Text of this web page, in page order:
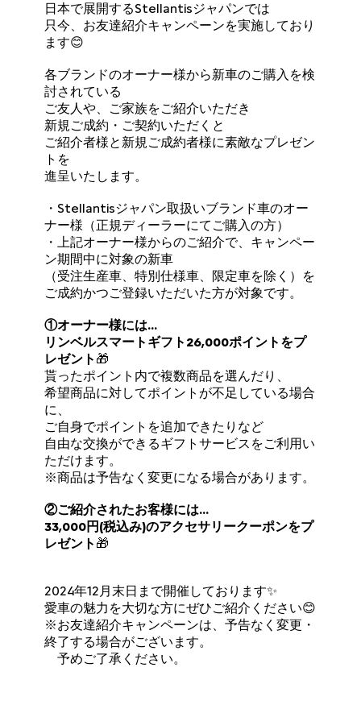
日本で展開するStellantisジャパンでは
只今、お友達紹介キャンペーンを実施しており
ます😊
各ブランドのオーナー様から新車のご購入を検
討されている
ご友人や、ご家族をご紹介いただき
新規ご成約・ご契約いただくと
ご紹介者様と新規ご成約者様に素敵なプレゼン
トを
進呈いたします。
・Stellantisジャパン取扱いブランド車のオー
ナー様（正規ディーラーにてご購入の方）
・上記オーナー様からのご紹介で、キャンペー
ン期間中に対象の新⾞
（受注生産車、特別仕様車、限定車を除く）を
ご成約かつご登録いただいた⽅が対象です。
①オーナー様には…
リンベルスマートギフト26,000ポイントをプ
レゼント 🎁
貰ったポイント内で複数商品を選んだり、
希望商品に対してポイントが不足している場合
に、
ご自身でポイントを追加できたりなど
自由な交換ができるギフトサービスをご利用い
ただけます。
※商品は予告なく変更になる場合があります。
②ご紹介されたお客様には…
33,000円(税込み)のアクセサリークーポンをプ
レゼント 🎁
2024年12月末日まで開催しております✨
愛車の魅力を大切な方にぜひご紹介ください😊
※お友達紹介キャンペーンは、予告なく変更・
終了する場合がございます。
予めご了承ください。